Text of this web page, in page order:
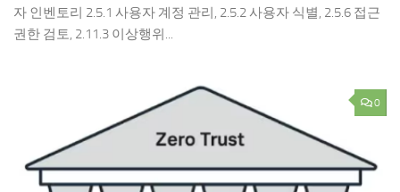
자 인벤토리 2.5.1 사용자 계정 관리, 2.5.2 사용자 식별, 2.5.6 접근
권한 검토, 2.11.3 이상행위...
0